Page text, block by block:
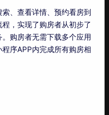
、查看详情、预约看房到
，实现了购房者从初步了
购房者无需下载多个应用
序APP内完成所有购房相